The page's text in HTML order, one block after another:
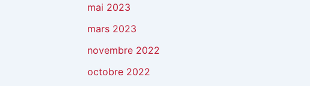
mai 2023
mars 2023
novembre 2022
octobre 2022